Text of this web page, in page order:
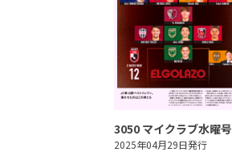
3050 マイクラブ水曜号
2025年04月29日発行